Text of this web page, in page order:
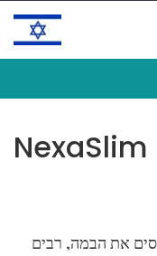
NexaSlim
את הבמה, רבים